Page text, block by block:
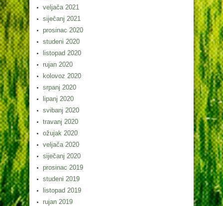
veljača 2021
siječanj 2021
prosinac 2020
studeni 2020
listopad 2020
rujan 2020
kolovoz 2020
srpanj 2020
lipanj 2020
svibanj 2020
travanj 2020
ožujak 2020
veljača 2020
siječanj 2020
prosinac 2019
studeni 2019
listopad 2019
rujan 2019